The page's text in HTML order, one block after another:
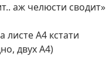
аж челюсти сводит»
листе А4 кстати
двух А4)